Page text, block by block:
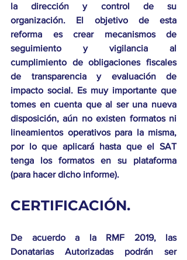
la dirección y control de su
organización. El objetivo de esta
reforma es crear mecanismos de
seguimiento y vigilancia al
cumplimiento de obligaciones fiscales
de transparencia y evaluación de
impacto social. Es muy importante que
tomes en cuenta que al ser una nueva
disposición, aún no existen formatos ni
lineamientos operativos para la misma,
por lo que aplicará hasta que el SAT
tenga los formatos en su plataforma
(para hacer dicho informe).
CERTIFICACIÓN.
De acuerdo a la RMF 2019, las
Donatarias Autorizadas podrán ser